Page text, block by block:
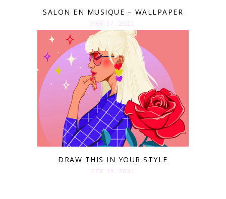
SALON EN MUSIQUE – WALLPAPER
FÉV 17. 2021
DRAW THIS IN YOUR STYLE
FÉV 13. 2021